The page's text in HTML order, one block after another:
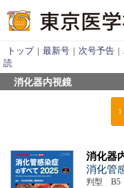
トップ | 最新号 | 次号予告 |
読
消化器内視鏡
1
消化器
消化管
判型 B5